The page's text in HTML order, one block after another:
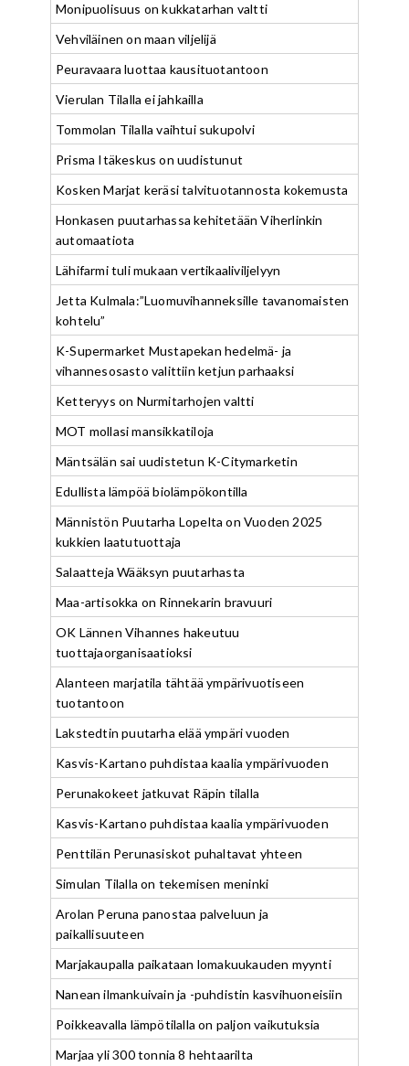
Monipuolisuus on kukkatarhan valtti
Vehviläinen on maan viljelijä
Peuravaara luottaa kausituotantoon
Vierulan Tilalla ei jahkailla
Tommolan Tilalla vaihtui sukupolvi
Prisma Itäkeskus on uudistunut
Kosken Marjat keräsi talvituotannosta kokemusta
Honkasen puutarhassa kehitetään Viherlinkin
automaatiota
Lähifarmi tuli mukaan vertikaaliviljelyyn
Jetta Kulmala:”Luomuvihanneksille tavanomaisten
kohtelu”
K-Supermarket Mustapekan hedelmä- ja
vihannesosasto valittiin ketjun parhaaksi
Ketteryys on Nurmitarhojen valtti
MOT mollasi mansikkatiloja
Mäntsälän sai uudistetun K-Citymarketin
Edullista lämpöä biolämpökontilla
Männistön Puutarha Lopelta on Vuoden 2025
kukkien laatutuottaja
Salaatteja Wääksyn puutarhasta
Maa-artisokka on Rinnekarin bravuuri
OK Lännen Vihannes hakeutuu
tuottajaorganisaatioksi
Alanteen marjatila tähtää ympärivuotiseen
tuotantoon
Lakstedtin puutarha elää ympäri vuoden
Kasvis-Kartano puhdistaa kaalia ympärivuoden
Perunakokeet jatkuvat Räpin tilalla
Kasvis-Kartano puhdistaa kaalia ympärivuoden
Penttilän Perunasiskot puhaltavat yhteen
Simulan Tilalla on tekemisen meninki
Arolan Peruna panostaa palveluun ja
paikallisuuteen
Marjakaupalla paikataan lomakuukauden myynti
Nanean ilmankuivain ja -puhdistin kasvihuoneisiin
Poikkeavalla lämpötilalla on paljon vaikutuksia
Marjaa yli 300 tonnia 8 hehtaarilta